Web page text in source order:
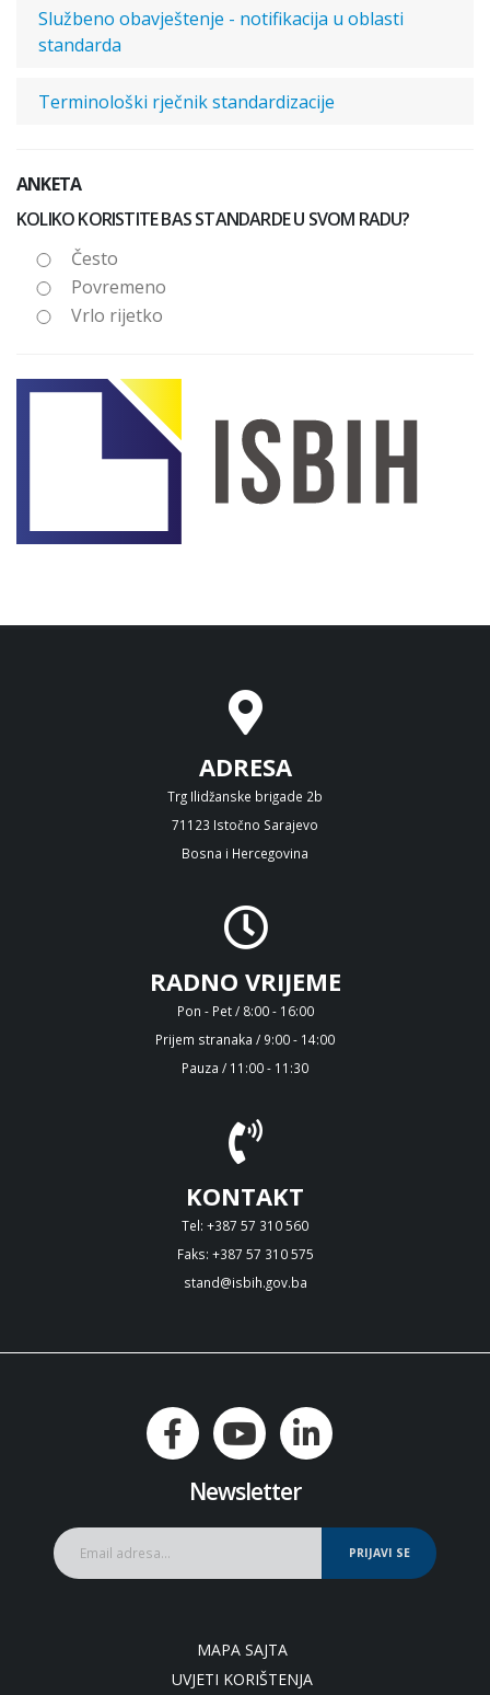
Službeno obavještenje - notifikacija u oblasti
standarda
Terminološki rječnik standardizacije
ANKETA
KOLIKO KORISTITE BAS STANDARDE U SVOM RADU?
Često
Povremeno
Vrlo rijetko
ADRESA
Trg Ilidžanske brigade 2b
71123 Istočno Sarajevo
Bosna i Hercegovina
RADNO VRIJEME
Pon - Pet / 8:00 - 16:00
Prijem stranaka / 9:00 - 14:00
Pauza / 11:00 - 11:30
KONTAKT
Tel: +387 57 310 560
Faks: +387 57 310 575
stand@isbih.gov.ba
Newsletter
PRIJAVI SE
MAPA SAJTA
UVJETI KORIŠTENJA